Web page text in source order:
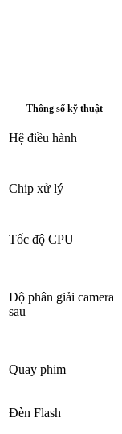
Thông số kỹ thuật
Hệ điều hành
Chip xử lý
Tốc độ CPU
Độ phân giải camera
sau
Quay phim
Đèn Flash